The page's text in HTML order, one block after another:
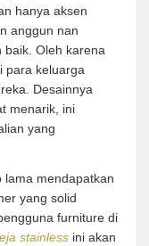
hanya aksen
anggun nan
baik. Oleh karena
para keluarga
Desainnya
menarik, ini
yang
lama mendapatkan
yang solid
furniture di
stainless ini akan